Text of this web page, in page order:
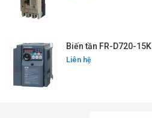
Biến tần FR-D720-15K
Liên hệ